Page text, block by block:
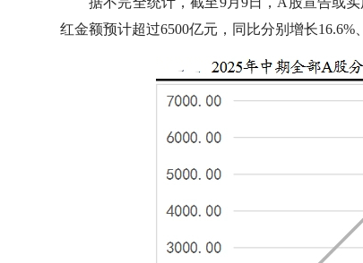
红金额预计超过6500亿元，同比分别增长16.6%